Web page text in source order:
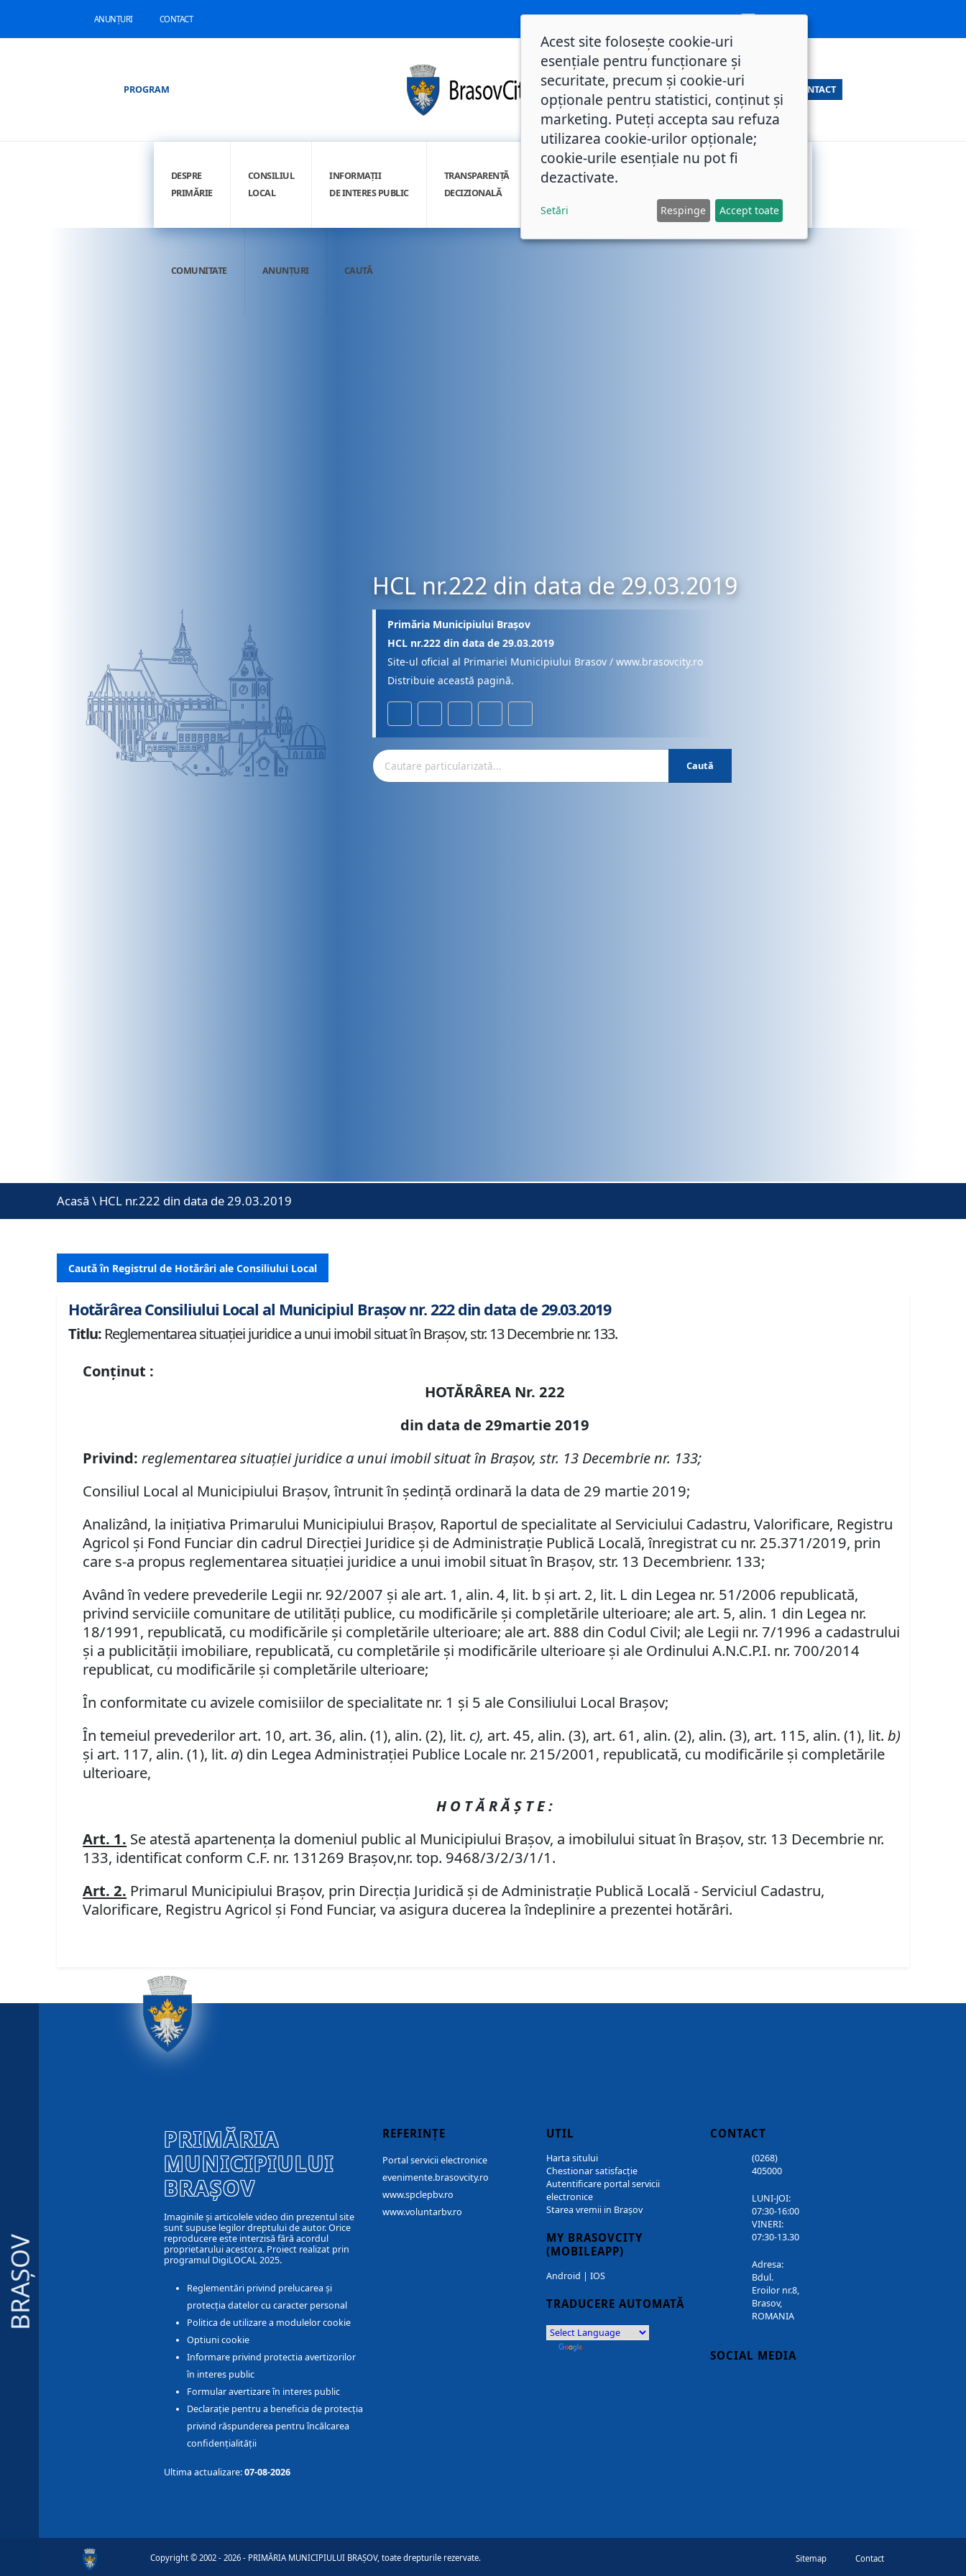
ANUNȚURI CONTACT
PROGRAM CONTACT
DESPRE
PRIMĂRIE
CONSILIUL
LOCAL
INFORMAȚII
DE INTERES PUBLIC
TRANSPARENȚĂ
DECIZIONALĂ
INTEGRITATE
COMUNITATE ANUNȚURI CAUTĂ
HCL nr.222 din data de 29.03.2019
Primăria Municipiului Brașov
HCL nr.222 din data de 29.03.2019
Site-ul oficial al Primariei Municipiului Brasov / www.brasovcity.ro
Distribuie această pagină.
Caută
Acasă \ HCL nr.222 din data de 29.03.2019
Caută în Registrul de Hotărâri ale Consiliului Local
Hotărârea Consiliului Local al Municipiul Brașov nr. 222 din data de 29.03.2019
Titlu: Reglementarea situaţiei juridice a unui imobil situat în Braşov, str. 13 Decembrie nr. 133.
Conținut :
HOTĂRÂREA Nr. 222
din data de 29martie 2019
Privind: reglementarea situaţiei juridice a unui imobil situat în Braşov, str. 13 Decembrie nr. 133;
Consiliul Local al Municipiului Braşov, întrunit în şedinţă ordinară la data de 29 martie 2019;
Analizând, la iniţiativa Primarului Municipiului Braşov, Raportul de specialitate al Serviciului Cadastru, Valorificare, Registru
Agricol şi Fond Funciar din cadrul Direcţiei Juridice şi de Administraţie Publică Locală, înregistrat cu nr. 25.371/2019, prin
care s-a propus reglementarea situaţiei juridice a unui imobil situat în Braşov, str. 13 Decembrienr. 133;
Având în vedere prevederile Legii nr. 92/2007 şi ale art. 1, alin. 4, lit. b şi art. 2, lit. L din Legea nr. 51/2006 republicată,
privind serviciile comunitare de utilităţi publice, cu modificările şi completările ulterioare; ale art. 5, alin. 1 din Legea nr.
18/1991, republicată, cu modificările şi completările ulterioare; ale art. 888 din Codul Civil; ale Legii nr. 7/1996 a cadastrului
şi a publicităţii imobiliare, republicată, cu completările şi modificările ulterioare şi ale Ordinului A.N.C.P.I. nr. 700/2014
republicat, cu modificările şi completările ulterioare;
În conformitate cu avizele comisiilor de specialitate nr. 1 şi 5 ale Consiliului Local Braşov;
În temeiul prevederilor art. 10, art. 36, alin. (1), alin. (2), lit. c), art. 45, alin. (3), art. 61, alin. (2), alin. (3), art. 115, alin. (1), lit.b)
şi art. 117, alin. (1), lit. a) din Legea Administraţiei Publice Locale nr. 215/2001, republicată, cu modificările şi completările
ulterioare,
H O T Ă R Ă Ş T E :
Art. 1. Se atestă apartenenţa la domeniul public al Municipiului Braşov, a imobilului situat în Braşov, str. 13 Decembrie nr.
133, identificat conform C.F. nr. 131269 Braşov,nr. top. 9468/3/2/3/1/1.
Art. 2. Primarul Municipiului Braşov, prin Direcţia Juridică şi de Administraţie Publică Locală - Serviciul Cadastru,
Valorificare, Registru Agricol şi Fond Funciar, va asigura ducerea la îndeplinire a prezentei hotărâri.
BRAȘOV
PRIMĂRIA
MUNICIPIULUI
BRAȘOV
Imaginile și articolele video din prezentul site
sunt supuse legilor dreptului de autor. Orice
reproducere este interzisă fără acordul
proprietarului acestora. Proiect realizat prin
programul DigiLOCAL 2025.
Reglementări privind prelucarea și
protecția datelor cu caracter personal
Politica de utilizare a modulelor cookie
Optiuni cookie
Informare privind protectia avertizorilor
în interes public
Formular avertizare în interes public
Declarație pentru a beneficia de protecția
privind răspunderea pentru încălcarea
confidențialității
Ultima actualizare:07-08-2026
REFERINȚE
Portal servicii electronice
evenimente.brasovcity.ro
www.spclepbv.ro
www.voluntarbv.ro
UTIL
Harta sitului
Chestionar satisfacție
Autentificare portal servicii
electronice
Starea vremii in Brașov
MY BRASOVCITY
(MOBILEAPP)
Android | IOS
TRADUCERE AUTOMATĂ
CONTACT
(0268)
405000
LUNI-JOI:
07:30-16:00
VINERI:
07:30-13.30
Adresa:
Bdul.
Eroilor nr.8,
Brasov,
ROMANIA
SOCIAL MEDIA
Copyright © 2002 - 2026 - PRIMĂRIA MUNICIPIULUI BRAȘOV, toate drepturile rezervate. Sitemap Contact
Acest site folosește cookie-uri
esențiale pentru funcționare și
securitate, precum și cookie-uri
opționale pentru statistici, conținut și
marketing. Puteți accepta sau refuza
utilizarea cookie-urilor opționale;
cookie-urile esențiale nu pot fi
dezactivate.
Setări Respinge Accept toate